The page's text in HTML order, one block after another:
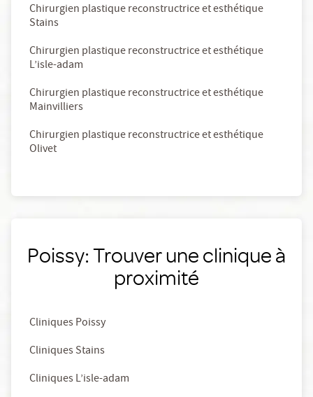
Chirurgien plastique reconstructrice et esthétique
Stains
Chirurgien plastique reconstructrice et esthétique
L’isle-adam
Chirurgien plastique reconstructrice et esthétique
Mainvilliers
Chirurgien plastique reconstructrice et esthétique
Olivet
Poissy: Trouver une clinique à
proximité
Cliniques Poissy
Cliniques Stains
Cliniques L’isle-adam